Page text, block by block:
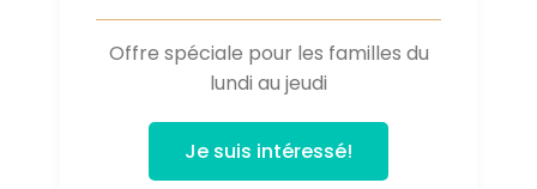
Offre spéciale pour les familles du
lundi au jeudi
Je suis intéressé!